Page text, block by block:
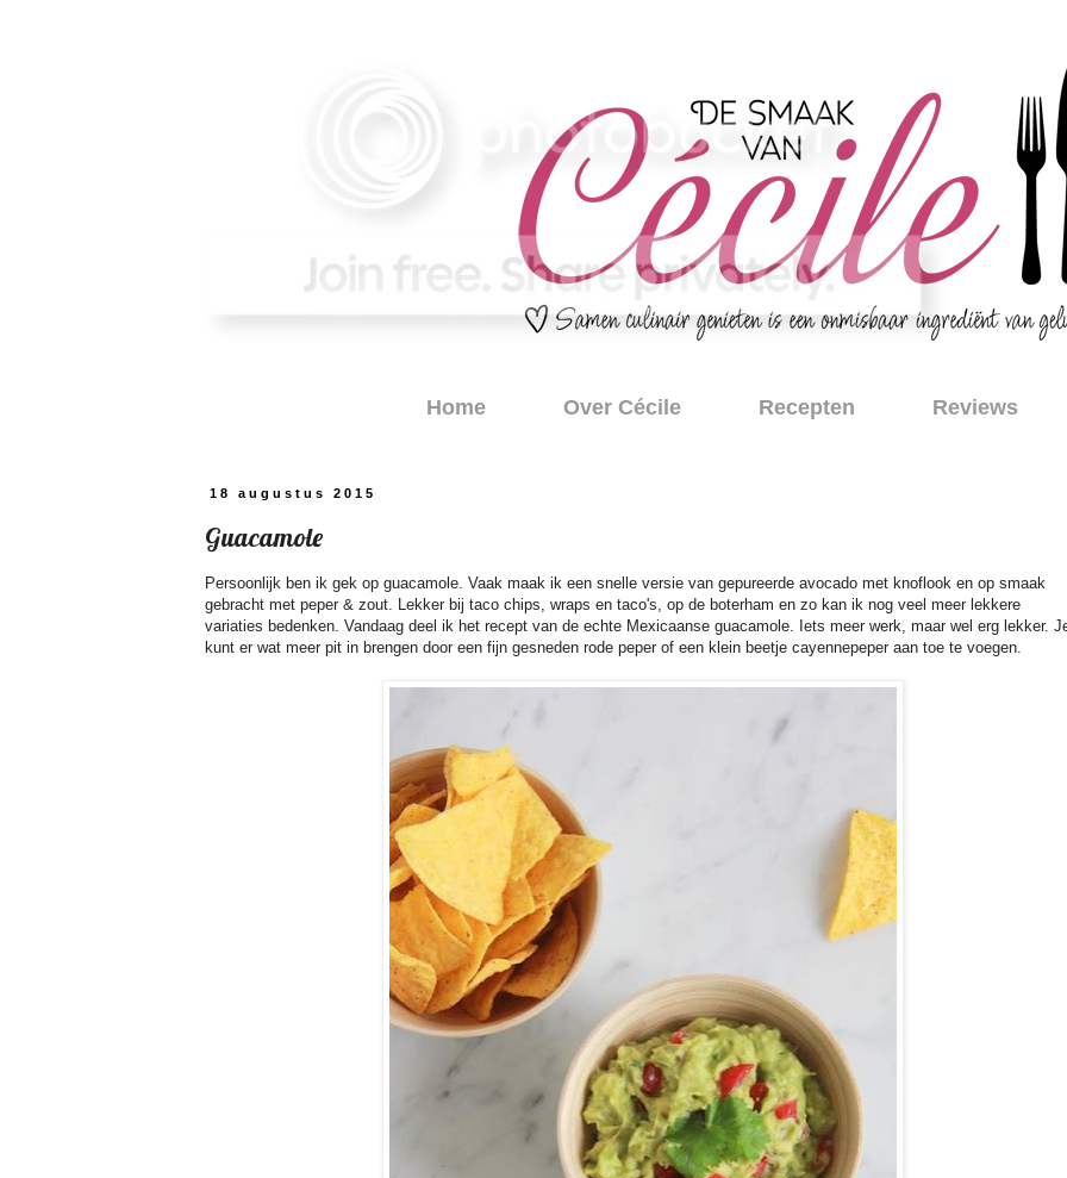
Home Over Cécile Recepten Reviews
18 augustus 2015
Guacamole
Persoonlijk ben ik gek op guacamole. Vaak maak ik een snelle versie van gepureerde avocado met knoflook en op smaak
gebracht met peper & zout. Lekker bij taco chips, wraps en taco's, op de boterham en zo kan ik nog veel meer lekkere
variaties bedenken. Vandaag deel ik het recept van de echte Mexicaanse guacamole. Iets meer werk, maar wel erg lekker.
kunt er wat meer pit in brengen door een fijn gesneden rode peper of een klein beetje cayennepeper aan toe te voegen.